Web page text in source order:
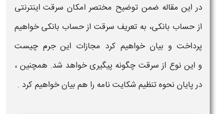
در این مقاله ضمن توضیح مختصر امکان سرقت اینترنتی
ازحساب بانکی، به تعریف سرقت از حساب بانکیخواهیم
پرداخت و بیان خواهیم کرد مجازات این جرم چیست
و این نوع از سرقت چگونه پیگیریخواهد شد. همچنین ،
در پایان نحوه تنظیم شکایت نامه را هم بیان خواهیم کرد .